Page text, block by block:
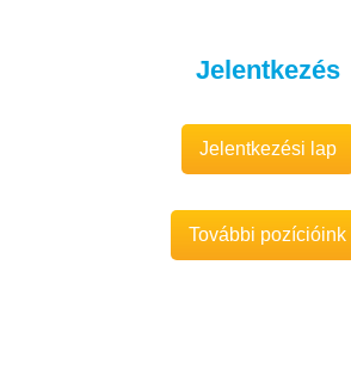
Jelentkezés
Jelentkezési lap
További pozícióink